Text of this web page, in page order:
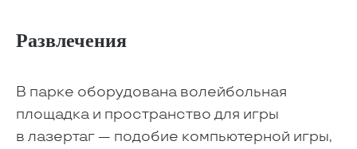
Развлечения
В парке оборудована волейбольная
площадка и пространство для игры
в лазертаг — подобие компьютерной игры,